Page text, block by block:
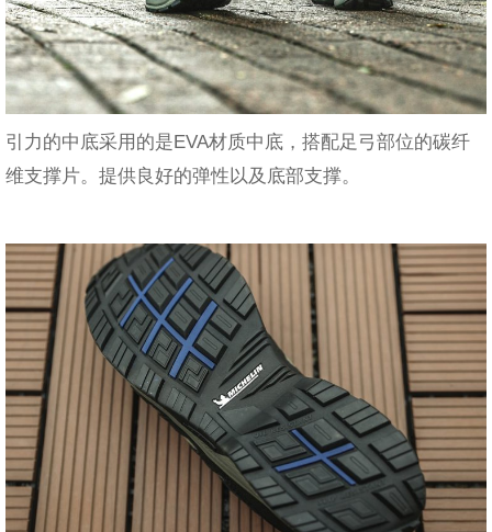
引力的中底采用的是EVA材质中底，搭配足弓部位的碳纤
维支撑片。提供良好的弹性以及底部支撑。